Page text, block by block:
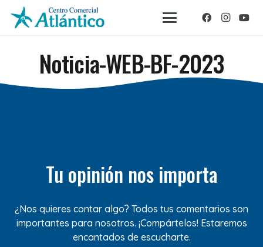
Noticia-WEB-BF-2023
Tu opinión nos importa
¿Nos quieres contar algo? Todos tus comentarios son
importantes para nosotros. ¡Compártelos! Estaremos
encantados de escucharte.